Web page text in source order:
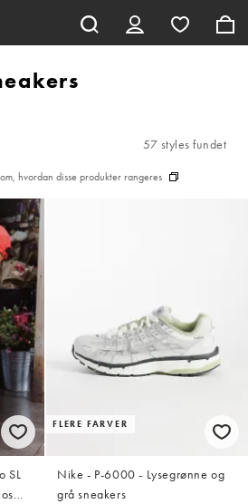
57 styles fundet
hvordan disse produkter rangeres
SL
FLERE FARVER
Nike - P-6000 - Lysegrønne og
grå sneakers